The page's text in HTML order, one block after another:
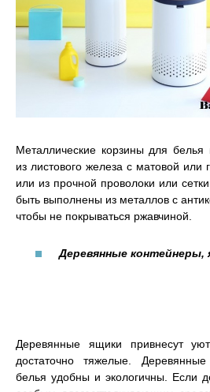
Металлические корзины для белья
из листового железа с матовой или
или из прочной проволоки или
быть выполнены из металлов с
чтобы не покрываться ржавчиной.
Деревянные
Деревянные ящики привнесут
достаточно тяжелые.
белья удобны и экологичны. Если